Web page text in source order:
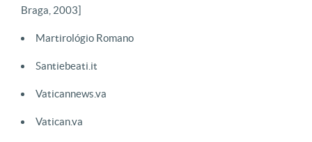
Braga, 2003]
Martirológio Romano
Santiebeati.it
Vaticannews.va
Vatican.va